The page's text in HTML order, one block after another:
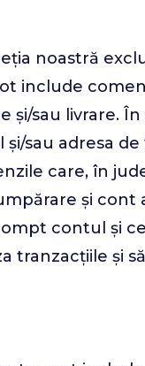
noastră
include
și/sau livrare.
sau adresa
care, în
și
contul și
tranzacțiile și